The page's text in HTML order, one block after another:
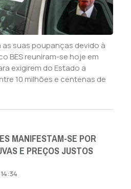
suas poupanças devido à
BES reuniram-se hoje em
exigirem do Estado a
10 milhões e centenas de
MANIFESTAM-SE POR
E PREÇOS JUSTOS
14:34